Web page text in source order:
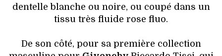
dentelle blanche ou noire, ou coupé dans un
tissu très fluide rose fluo.
De son côté, pour sa première collection